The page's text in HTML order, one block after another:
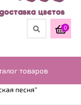
0
товаров
песня"